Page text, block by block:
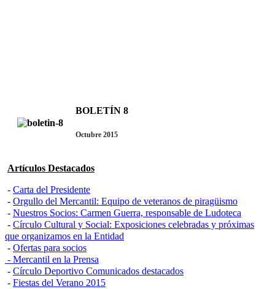
BOLETÍN 8
Octubre 2015
Artículos Destacados
- Carta del Presidente
- Orgullo del Mercantil: Equipo de veteranos de piragüismo
- Nuestros Socios: Carmen Guerra, responsable de Ludoteca
- Círculo Cultural y Social: Exposiciones celebradas y próximas
que organizamos en la Entidad
- Ofertas para socios
- Mercantil en la Prensa
- Círculo Deportivo Comunicados destacados
- Fiestas del Verano 2015